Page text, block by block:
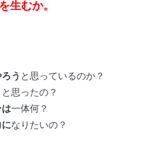
生むか。
う と思っているのか？
と思ったの？
一体何？
なりたいの？